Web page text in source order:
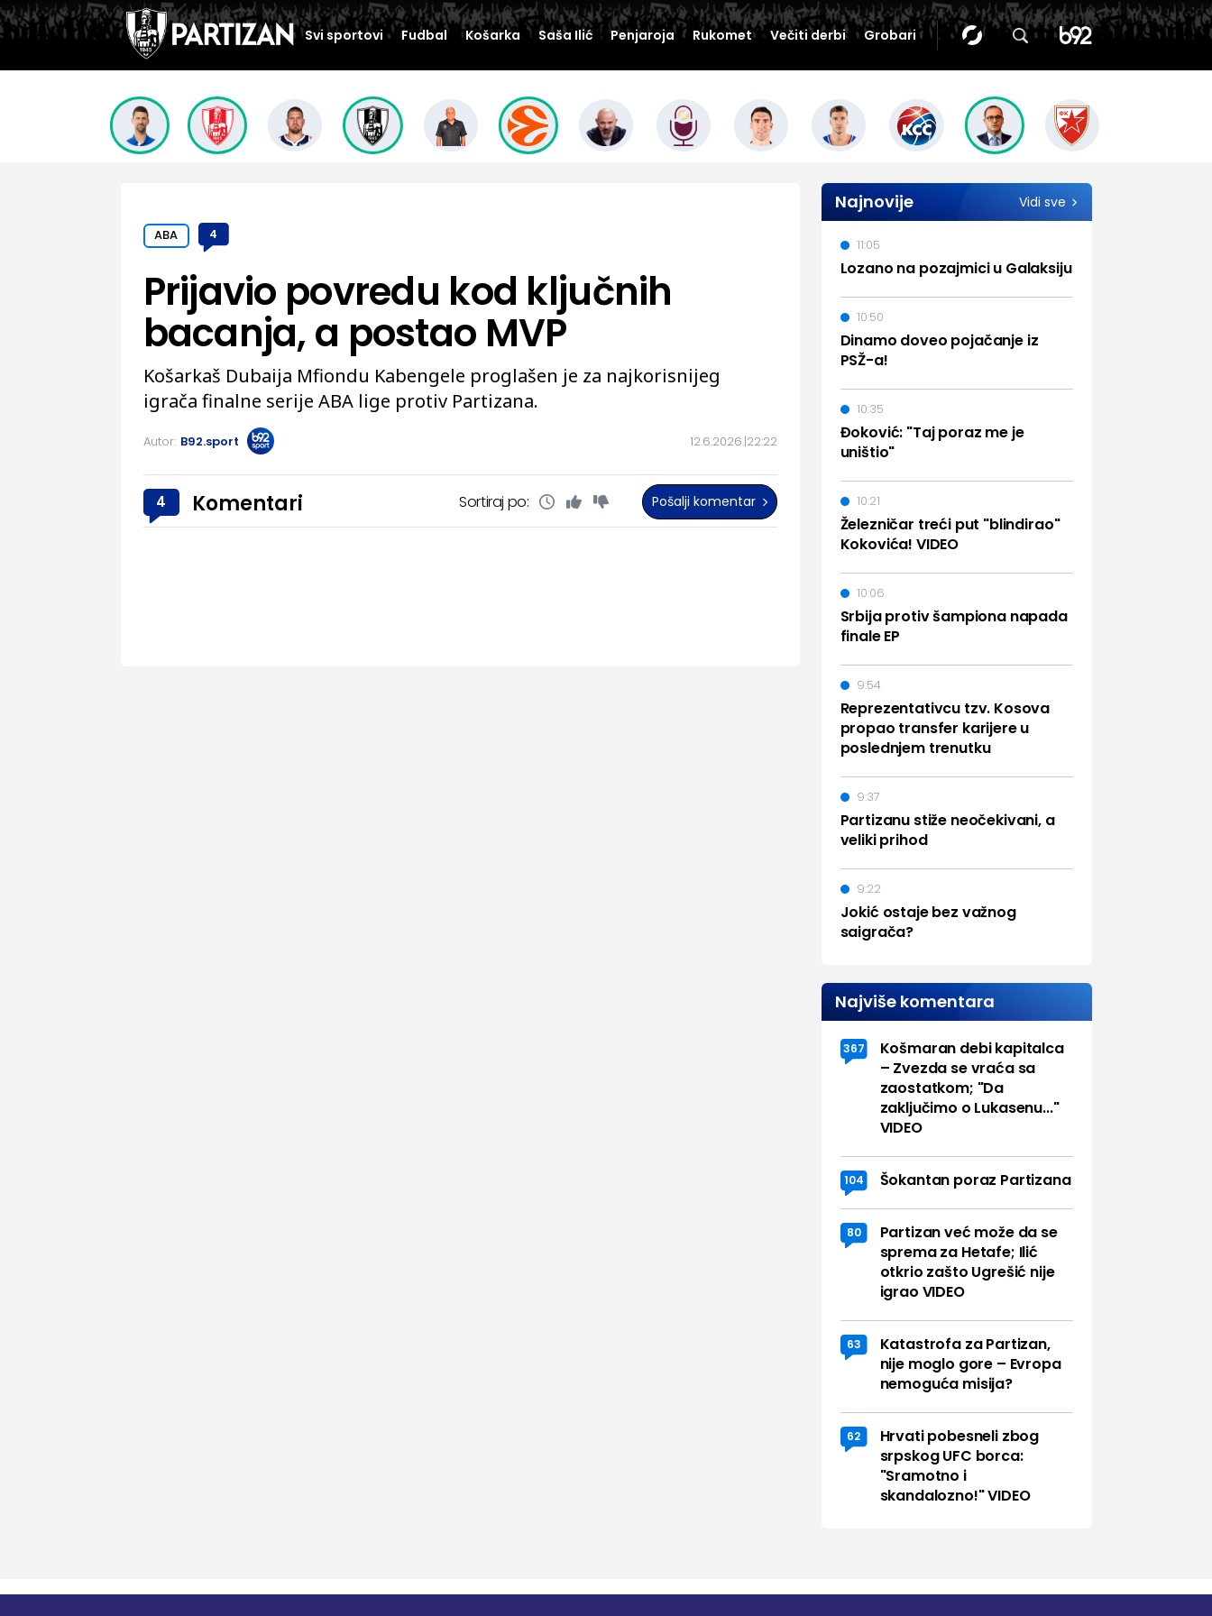
Svi sportovi Fudbal Košarka Saša Ilić Penjaroja Rukomet Večiti derbi Grobari
ABA 4
12.6.2026. 22:22
Prijavio povredu kod ključnih
bacanja, a postao MVP
Košarkaš Dubaija Mfiondu Kabengele proglašen je za najkorisnijeg
igrača finalne serije ABA lige protiv Partizana.
Autor: B92.sport
4 Komentari Sortiraj po: Pošalji komentar
Najnovije Vidi sve
Lozano na pozajmici u Galaksiju
11:05
Dinamo doveo pojačanje iz
PSŽ-a!
10:50
Đoković: "Taj poraz me je
uništio"
10:35
Železničar treći put "blindirao"
Kokovića! VIDEO
10:21
Srbija protiv šampiona napada
finale EP
10:06
Reprezentativcu tzv. Kosova
propao transfer karijere u
poslednjem trenutku
9:54
Partizanu stiže neočekivani, a
veliki prihod
9:37
Jokić ostaje bez važnog
saigrača?
9:22
Najviše komentara
367
Košmaran debi kapitalca
– Zvezda se vraća sa
zaostatkom; "Da
zaključimo o Lukasenu..."
VIDEO
104 Šokantan poraz Partizana
80
Partizan već može da se
sprema za Hetafe; Ilić
otkrio zašto Ugrešić nije
igrao VIDEO
63
Katastrofa za Partizan,
nije moglo gore – Evropa
nemoguća misija?
62
Hrvati pobesneli zbog
srpskog UFC borca:
"Sramotno i
skandalozno!" VIDEO